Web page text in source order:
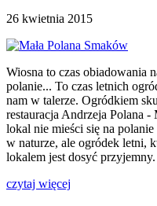
26 kwietnia 2015
Wiosna to czas obiadowania
polanie... To czas letnich
nam w talerze. Ogródkiem
restauracja Andrzeja Polana -
lokal nie mieści się na
w naturze, ale ogródek letni,
lokalem jest dosyć przyjemny.
czytaj więcej